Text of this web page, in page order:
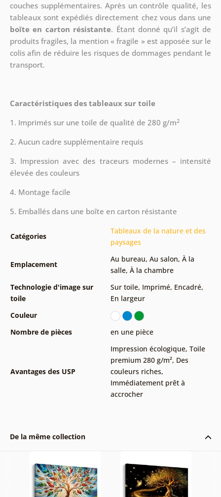
couches supplémentaires. Après un contrôle qualité, les
tableaux sont expédiés directement chez vous dans une
boîte en carton résistante. Étant donné qu’il s’agit de
produits fragiles, la mention « fragile » est apposée sur le
colis afin de réduire les risques de dommages pendant le
transport.
Caractéristiques des tableaux sur toile
1. Imprimés sur une toile de qualité de 280 g/m2
2. Aucun cadre supplémentaire requis
3. Impression avec des traceurs modernes – intensité
élevée des couleurs
4. Montage facile
5. Emballés dans une boîte en carton résistante
Catégories
Tableaux de la nature et des
paysages
Emplacement
Au bureau, Au salon, À la
salle, À la chambre
Technologie d'image sur
toile
Sur toile, Imprimé, Encadré,
En largeur
Couleur
Nombre de pièces
en une pièce
Avantages des USP
Impression écologique, Toile
premium 280 g/m², Des
couleurs riches,
Immédiatement prêt à
accrocher
De la même collection